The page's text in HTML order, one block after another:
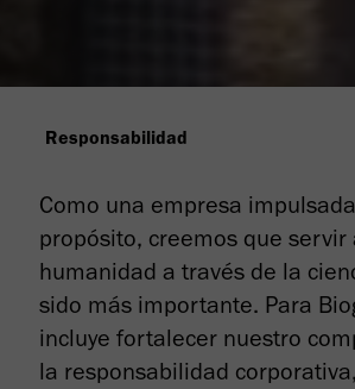
Responsabilidad
Como una empresa
propósito, creemos que servir
humanidad a través de la
sido más importante. Para
incluye fortalecer nuestro
la responsabilidad corporativa,